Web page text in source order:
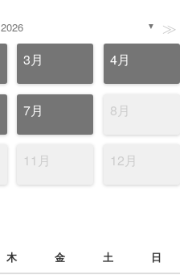
2026 ▼ ≫
3月 4月
7月 8月
11月 12月
木 金 土 日